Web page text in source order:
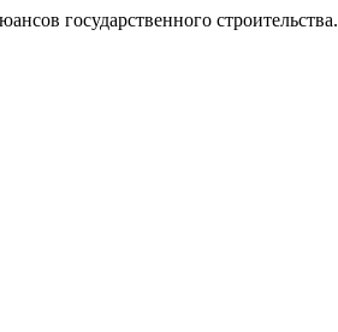
государственного строительства.